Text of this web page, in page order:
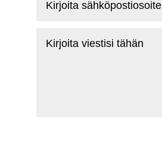
sähköpostiosoite
viestisi